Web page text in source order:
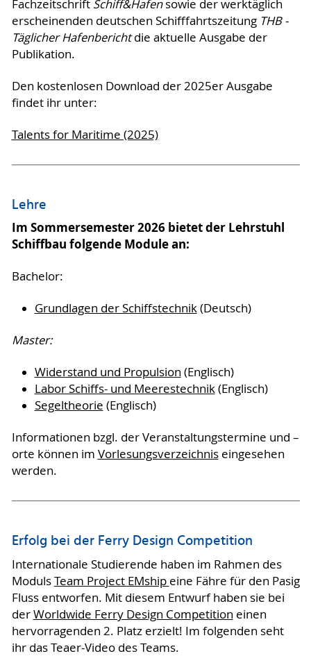
Fachzeitschrift Schiff&Hafensowie der werktäglich
erscheinenden deutschen Schifffahrtszeitung THB -
Täglicher Hafenberichtdie aktuelle Ausgabe der
Publikation.
Den kostenlosen Download der 2025er Ausgabe
findet ihr unter:
Talents for Maritime (2025)
Lehre
Im Sommersemester 2026 bietet der Lehrstuhl
Schiffbau folgende Module an:
Bachelor:
Grundlagen der Schiffstechnik(Deutsch)
Master:
Widerstand und Propulsion (Englisch)
Labor Schiffs- und Meerestechnik(Englisch)
Segeltheorie (Englisch)
Informationen bzgl. der Veranstaltungstermine und –
orte können im Vorlesungsverzeichniseingesehen
werden.
Erfolg bei der Ferry Design Competition
Internationale Studierende haben im Rahmen des
ModulsTeam Project EMship eine Fähre für den Pasig
Fluss entworfen. Mit diesem Entwurf haben sie bei
derWorldwide Ferry Design Competition einen
hervorragenden 2. Platz erzielt! Im folgenden seht
ihr das Teaer-Video des Teams.